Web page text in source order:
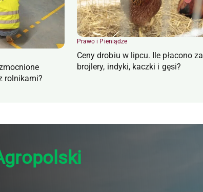
rolnikami?
Prawo i Pieniądze
Ceny drobiu w lipcu. Ile płacono za
brojlery, indyki, kaczki i gęsi?